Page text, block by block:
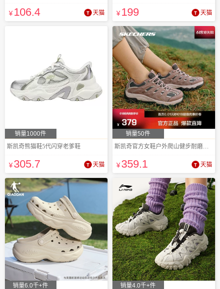
¥106.4 天猫 ¥199 天猫
销量1000件
斯凯奇熊猫鞋5代闪穿老爹鞋
¥305.7 天猫
销量50件
斯凯奇官方女鞋户外爬山健步耐磨缓震徒步鞋
¥359.1 天猫
销量6.0千+件
销量4.0千+件